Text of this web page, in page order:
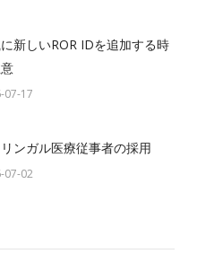
新しいROR IDを追加する時
07-17
ンガル医療従事者の採用
07-02